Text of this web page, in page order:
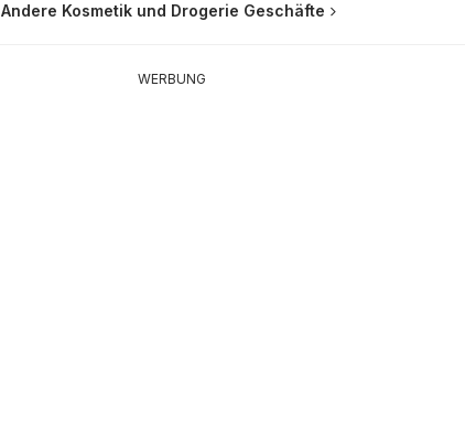
Andere Kosmetik und Drogerie Geschäfte
WERBUNG